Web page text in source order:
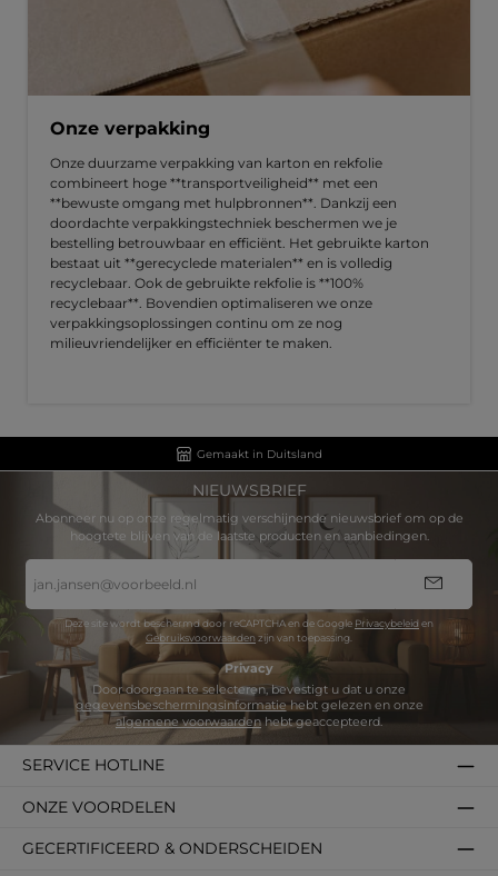
Onze verpakking
Onze duurzame verpakking van karton en rekfolie
combineert hoge **transportveiligheid** met een
**bewuste omgang met hulpbronnen**. Dankzij een
doordachte verpakkingstechniek beschermen we je
bestelling betrouwbaar en efficiënt. Het gebruikte karton
bestaat uit **gerecyclede materialen** en is volledig
recyclebaar. Ook de gebruikte rekfolie is **100%
recyclebaar**. Bovendien optimaliseren we onze
verpakkingsoplossingen continu om ze nog
milieuvriendelijker en efficiënter te maken.
Gemaakt in Duitsland
NIEUWSBRIEF
Abonneer nu op onze regelmatig verschijnende nieuwsbrief om op de
hoogtete blijven van de laatste producten en aanbiedingen.
mailadres
*
Deze site wordt beschermd door reCAPTCHA en de Google Privacybeleid en
Gebruiksvoorwaarden zijn van toepassing.
Privacy
gegevensbeschermingsinformatie
algemene voorwaardenhebt geaccepteerd.
SERVICE HOTLINE
GECERTIFICEERD & ONDERSCHEIDEN
ONZE VOORDELEN